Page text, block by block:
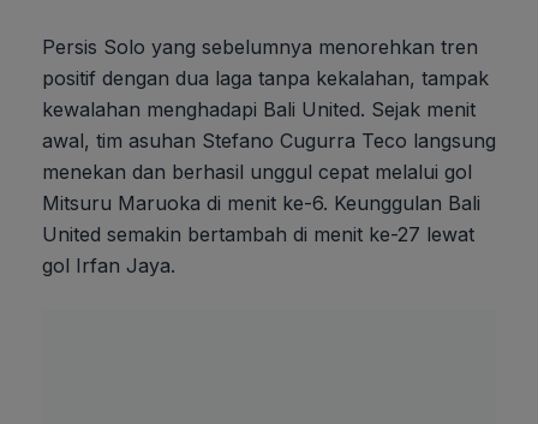
Persis Solo yang sebelumnya menorehkan tren
positif dengan dua laga tanpa kekalahan, tampak
kewalahan menghadapi Bali United. Sejak menit
awal, tim asuhan Stefano Cugurra Teco langsung
menekan dan berhasil unggul cepat melalui gol
Mitsuru Maruoka di menit ke-6. Keunggulan Bali
United semakin bertambah di menit ke-27 lewat
gol Irfan Jaya.